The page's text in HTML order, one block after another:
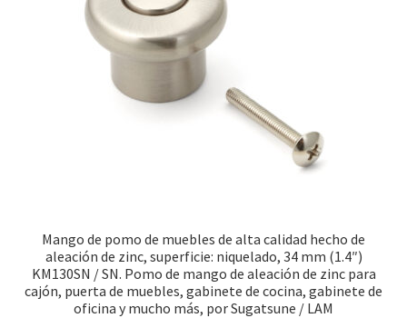
Transporte marítimo
Mango de pomo de muebles de alta calidad hecho de
aleación de zinc, superficie: niquelado, 34 mm (1.4″)
KM130SN / SN. Pomo de mango de aleación de zinc para
cajón, puerta de muebles, gabinete de cocina, gabinete de
oficina y mucho más, por Sugatsune / LAM